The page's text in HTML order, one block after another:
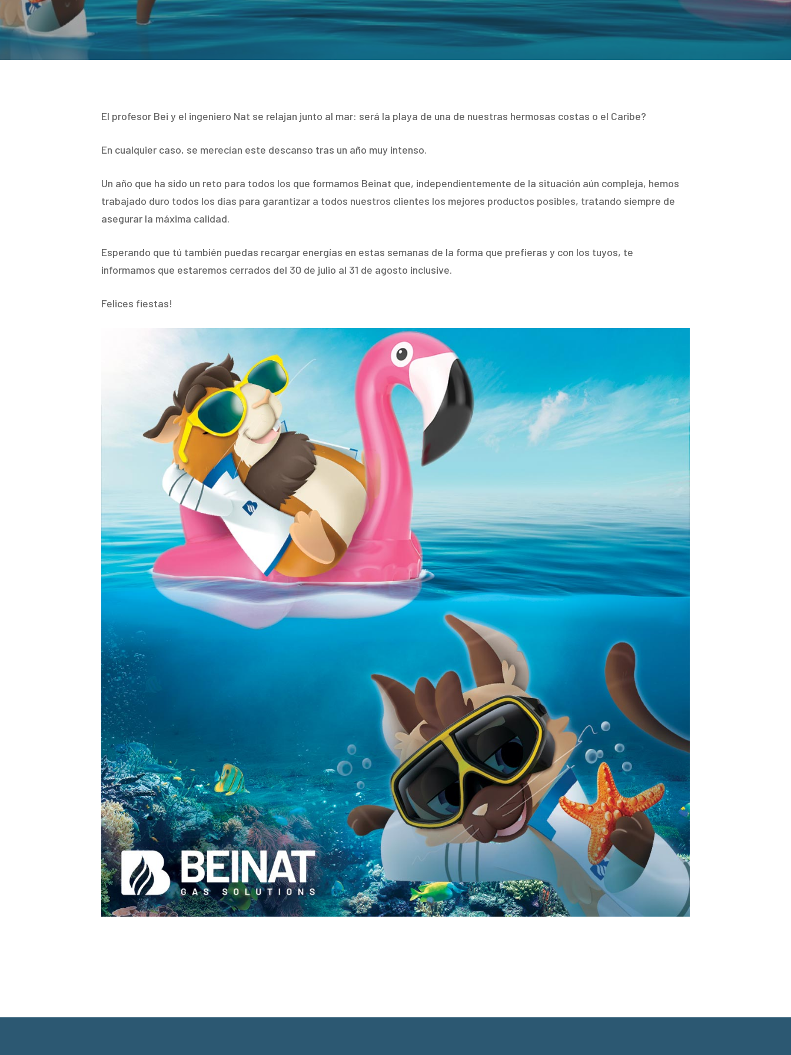
Hit enter to search or ESC to close
El profesor Bei y el ingeniero Nat se relajan junto al mar: será la playa de una de nuestras hermosas costas o el Caribe?
En cualquier caso, se merecían este descanso tras un año muy intenso.
Un año que ha sido un reto para todos los que formamos Beinat que, independientemente de la situación aún compleja, hemos
trabajado duro todos los días para garantizar a todos nuestros clientes los mejores productos posibles, tratando siempre de
asegurar la máxima calidad.
Esperando que tú también puedas recargar energías en estas semanas de la forma que prefieras y con los tuyos, te
informamos que estaremos cerrados del 30 de julio al 31 de agosto inclusive.
Felices fiestas!